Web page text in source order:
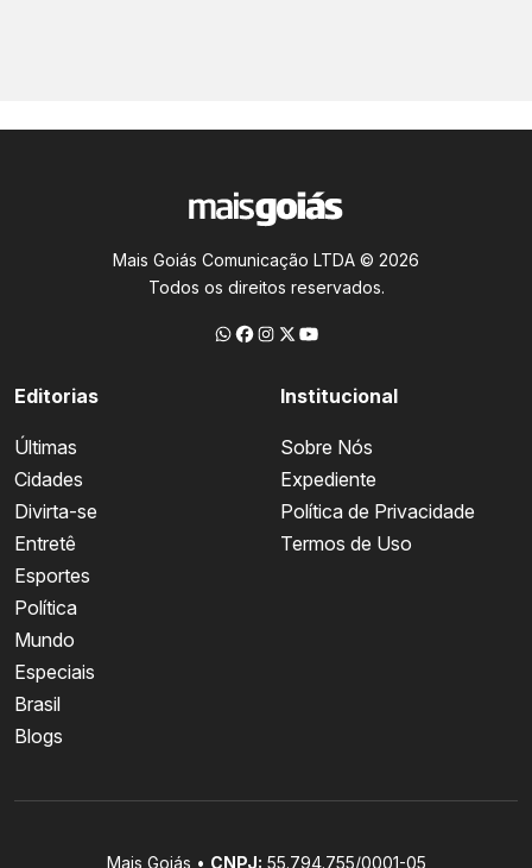
Mais Goiás Comunicação LTDA © 2026
Todos os direitos reservados.
Editorias
Últimas
Cidades
Divirta-se
Entretê
Esportes
Política
Mundo
Especiais
Brasil
Blogs
Institucional
Sobre Nós
Expediente
Política de Privacidade
Termos de Uso
Mais Goiás • CNPJ: 55.794.755/0001-05